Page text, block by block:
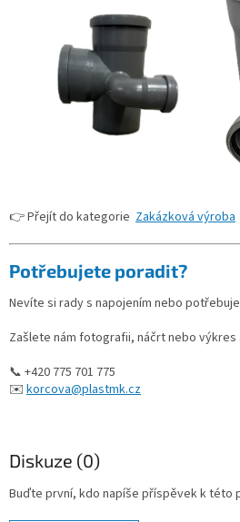
👉 Přejít do kategorie Zakázková výroba
Potřebujete poradit?
Nevíte si rady s napojením nebo
Zašlete nám fotografii, náčrt nebo výkres
📞 +420 775 701 775
✉️ korcova@plastmk.cz
Diskuze (0)
Buďte první, kdo napíše příspěvek k této